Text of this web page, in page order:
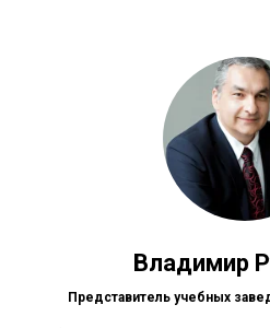
Владимир
Представитель учебных